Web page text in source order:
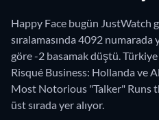
Happy Face bugün JustWatch
sıralamasında 4092 numarada
göre -2 basamak düştü.
Risqué Business: Hollanda ve
Most Notorious "Talker" Runs
üst sırada yer alıyor.